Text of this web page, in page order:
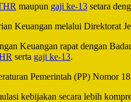
maupun gaji ke-13 setara
Keuangan melalui Direktorat
Keuangan rapat dengan
serta gaji ke-13.
Pemerintah (PP) Nomor
kebijakan secara lebih